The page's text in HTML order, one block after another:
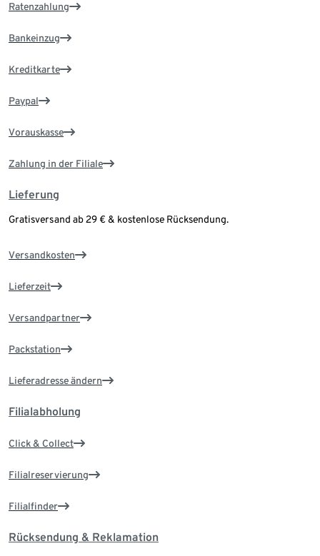
Ratenzahlung
Bankeinzug
Kreditkarte
Paypal
Vorauskasse
Zahlung in der Filiale
Lieferung
Gratisversand ab 29 € & kostenlose Rücksendung.
Versandkosten
Lieferzeit
Versandpartner
Packstation
Lieferadresse ändern
Filialabholung
Click & Collect
Filialreservierung
Filialfinder
Rücksendung & Reklamation